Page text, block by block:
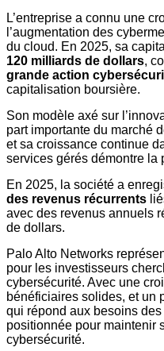
L’entreprise a connu une
l’augmentation des
du cloud. En 2025, sa
120 milliards de dollars,
grande action
capitalisation boursière.
Son modèle axé sur
part importante du marché
et sa croissance continue
services gérés démontre la
En 2025, la société a
des revenus récurrents
avec des revenus annuels
de dollars.
Palo Alto Networks
pour les investisseurs
cybersécurité. Avec une
bénéficiaires solides, et un
qui répond aux besoins
positionnée pour maintenir
cybersécurité.